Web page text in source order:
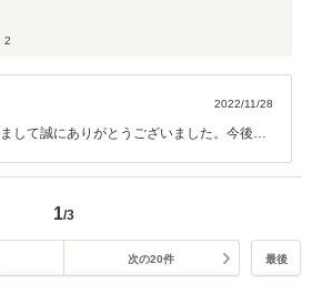
2
2022/11/28
して誠にありがとうございました。今後と
1/3
次の20件 最後